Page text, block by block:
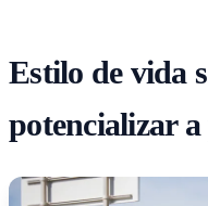
Estilo de vida
potencializar